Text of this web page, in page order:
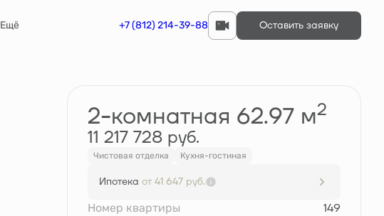
Ещё +7 (812) 214-39-88 Оставить заявку
Забронировать
2-комнатная 62.97 м2
11 217 728 руб.
Чистовая отделка Кухня-гостиная
Ипотека от 41 647 руб.
Номер квартиры 149